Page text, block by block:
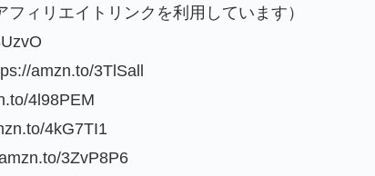
ィリエイトリンクを利用しています）
amzn.to/3TlSall
4l98PEM
4kG7TI1
3ZvP8P6